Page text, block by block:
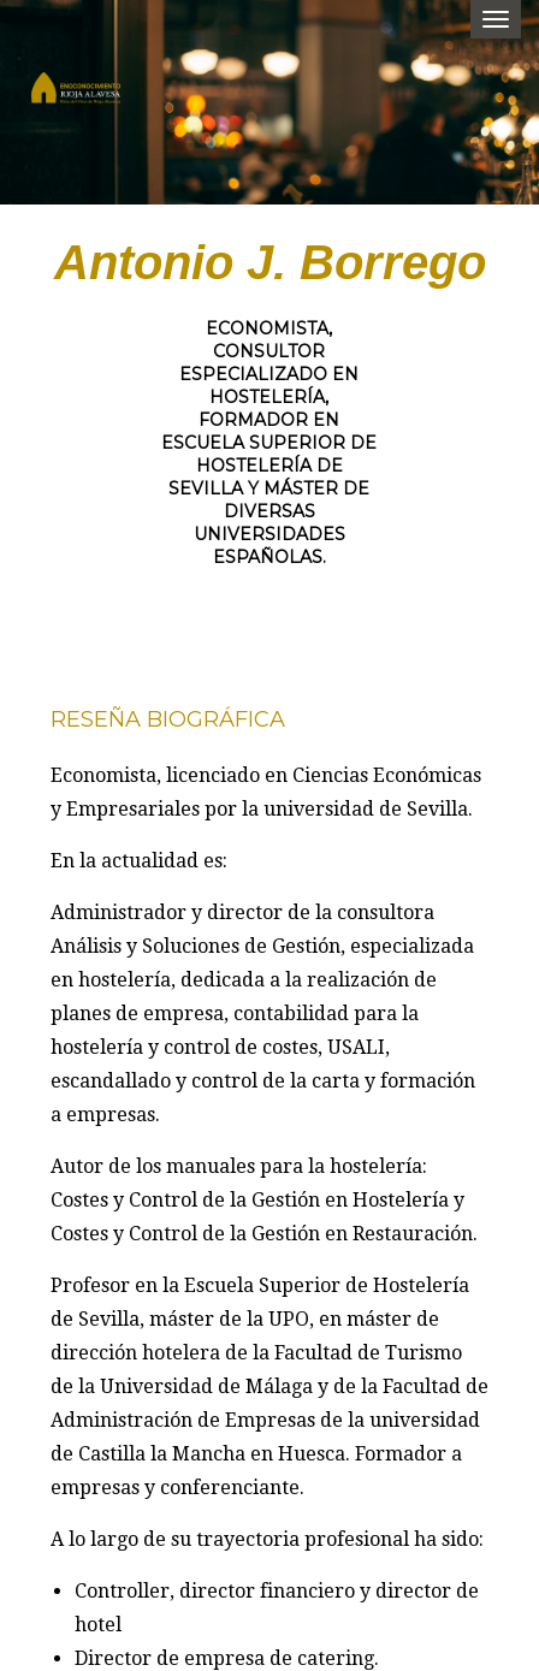
Antonio J. Borrego
ECONOMISTA,
CONSULTOR
ESPECIALIZADO EN
HOSTELERÍA,
FORMADOR EN
ESCUELA SUPERIOR DE
HOSTELERÍA DE
SEVILLA Y MÁSTER DE
DIVERSAS
UNIVERSIDADES
ESPAÑOLAS.
RESEÑA BIOGRÁFICA
Economista, licenciado en Ciencias Económicas
y Empresariales por la universidad de Sevilla.
En la actualidad es:
Administrador y director de la consultora
Análisis y Soluciones de Gestión, especializada
en hostelería, dedicada a la realización de
planes de empresa, contabilidad para la
hostelería y control de costes, USALI,
escandallado y control de la carta y formación
a empresas.
Autor de los manuales para la hostelería:
Costes y Control de la Gestión en Hostelería y
Costes y Control de la Gestión en Restauración.
Profesor en la Escuela Superior de Hostelería
de Sevilla, máster de la UPO, en máster de
dirección hotelera de la Facultad de Turismo
de la Universidad de Málaga y de la Facultad de
Administración de Empresas de la universidad
de Castilla la Mancha en Huesca. Formador a
empresas y conferenciante.
A lo largo de su trayectoria profesional ha sido:
Controller, director financiero y director de
hotel
Director de empresa de catering.